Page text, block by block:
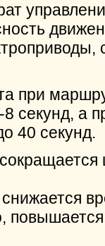
при
секунд, а
40 секунд.